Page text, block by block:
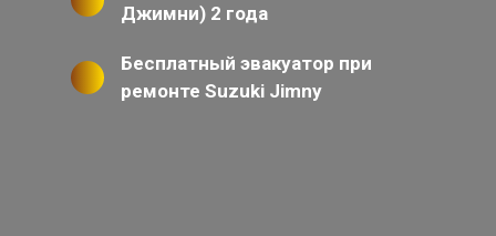
Джимни) 2 года
Бесплатный эвакуатор при
ремонте Suzuki Jimny